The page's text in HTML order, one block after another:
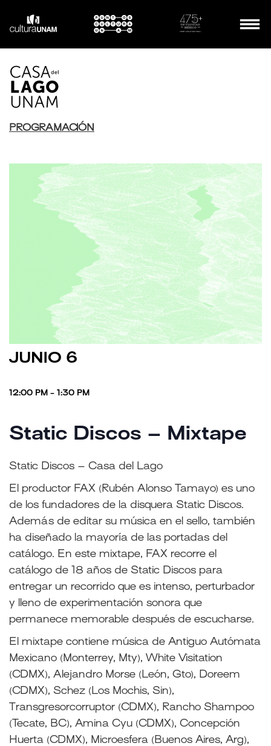
PROGRAMACIÓN
JUNIO 6
12:00 PM - 1:30 PM
Static Discos – Mixtape
Static Discos – Casa del Lago
El productor FAX (Rubén Alonso Tamayo) es uno
de los fundadores de la disquera Static Discos.
Además de editar su música en el sello, también
ha diseñado la mayoría de las portadas del
catálogo. En este mixtape, FAX recorre el
catálogo de 18 años de Static Discos para
entregar un recorrido que es intenso, perturbador
y lleno de experimentación sonora que
permanece memorable después de escucharse.
El mixtape contiene música de Antiguo Autómata
Mexicano (Monterrey, Mty), White Visitation
(CDMX), Alejandro Morse (León, Gto), Doreem
(CDMX), Schez (Los Mochis, Sin),
Transgresorcorruptor (CDMX), Rancho Shampoo
(Tecate, BC), Amina Cyu (CDMX), Concepción
Huerta (CDMX), Microesfera (Buenos Aires, Arg),